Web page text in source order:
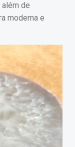
de
moderna e